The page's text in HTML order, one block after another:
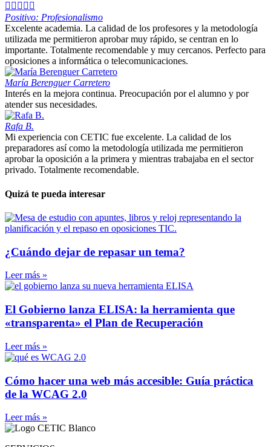
    
Positivo: Profesionalismo
Excelente academia. La calidad de los profesores y la metodología
utilizada me permitieron aprobar muy rápido, se centran en lo
importante. Totalmente recomendable y muy cercanos. Perfecto para
oposiciones a informática o telecomunicaciones.
María Berenguer Carretero
Interés en la mejora continua. Preocupación por el alumno y por
atender sus necesidades.
Rafa B.
Mi experiencia con CETIC fue excelente. La calidad de los
preparadores así como la metodología utilizada me permitieron
aprobar la oposición a la primera y mientras trabajaba en el sector
privado. Totalmente recomendable.
Quizá te pueda interesar
¿Cuándo dejar de repasar un tema?
Leer más »
El Gobierno lanza ELISA: la herramienta que
«transparenta» el Plan de Recuperación
Leer más »
Cómo hacer una web más accesible: Guía práctica
de la WCAG 2.0
Leer más »